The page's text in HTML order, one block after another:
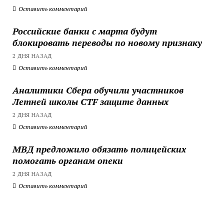
Оставить комментарий
Российские банки с марта будут
блокировать переводы по новому признаку
2 ДНЯ НАЗАД
Оставить комментарий
Аналитики Сбера обучили участников
Летней школы CTF защите данных
2 ДНЯ НАЗАД
Оставить комментарий
МВД предложило обязать полицейских
помогать органам опеки
2 ДНЯ НАЗАД
Оставить комментарий